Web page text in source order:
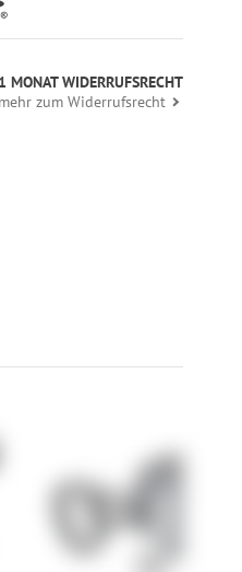
1 MONAT WIDERRUFSRECHT
mehr zum Widerrufsrecht